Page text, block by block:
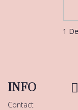
1
INFO
Contact